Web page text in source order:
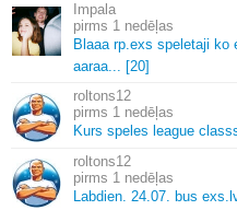
Impala
1 nedēļas
Blaaa rp.exs speletaji ko
aaraa... [20]
roltons12
1 nedēļas
Kurs speles league
roltons12
1 nedēļas
Labdien. 24.07. bus exs.